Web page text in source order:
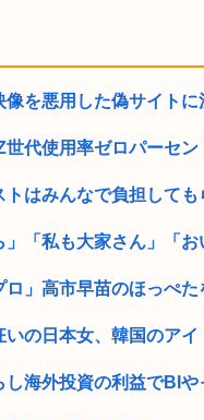
を悪用した偽サイトに
世代使用率ゼロパーセ
はみんなで負担しても
」「私も大家さん」「
ロ」高市早苗のほっぺ
いの日本女、韓国のア
海外投資の利益でBI